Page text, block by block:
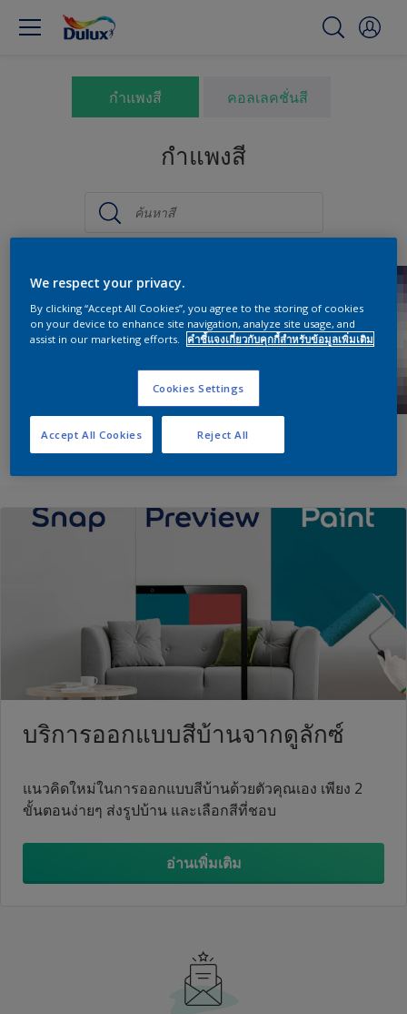
กำแพงสี คอลเลคชั่นสี
กำแพงสี
บริการออกแบบสีบ้านจากดูลักซ์
แนวคิดใหม่ในการออกแบบสีบ้านด้วยตัวคุณเอง เพียง 2
ขั้นตอนง่ายๆ ส่งรูปบ้าน และเลือกสีที่ชอบ
อ่านเพิ่มเติม
We respect your privacy.
By clicking “Accept All Cookies”, you agree to the storing of cookies
on your device to enhance site navigation, analyze site usage, and
assist in our marketing efforts.
คำชี้แจงเกี่ยวกับคุกกี้สำหรับข้อมูลเพิ่มเติม
Cookies Settings
Reject All
Accept All Cookies